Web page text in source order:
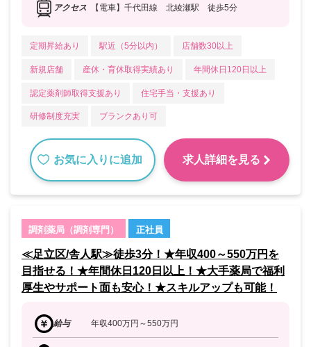
アクセス 【電車】千代田線 北綾瀬駅 徒歩5分
定期昇給あり 駅近（5分以内） 店舗数30以上
新規店舗 産休・育休取得実績あり 年間休日120日以上
認定薬剤師取得支援あり 住宅手当・支援あり
研修制度充実 ブランクあり可
お気に入りに追加 求人詳細を見る
調剤薬局（調剤専門） 正社員
≪足立区/舎人駅≫徒歩3分！★年収400～550万円を
目指せる！★年間休日120日以上！★大手薬局で福利
厚生やサポート面も安心！★スキルアップも可能！
給与 年収400万円～550万円